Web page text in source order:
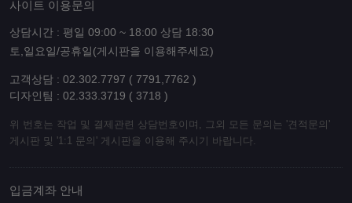
사이트 이용문의
상담시간 : 평일 09:00 ~ 18:00 상담 18:30
토,일요일/공휴일(게시판을 이용해주세요)
고객상담 : 02.302.7797 ( 7791,7762 )
디자인팀 : 02.333.3719 ( 3718 )
위 번호는 작업 및 결제관련 상담번호이며, 그외 모든 문의는 '견적문의'
게시판 및 '1:1 문의' 게시판을 이용해 주시기 바랍니다.
입금계좌 안내